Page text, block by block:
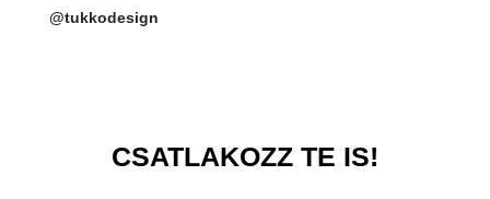
@tukkodesign
CSATLAKOZZ TE IS!